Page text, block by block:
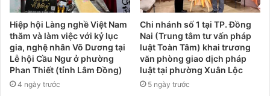
Hiệp hội Làng nghề Việt Nam
thăm và làm việc với kỷ lục
gia, nghệ nhân Võ Dương tại
Lễ hội Cầu Ngư ở phường
Phan Thiết (tỉnh Lâm Đồng)
4 ngày trước
Chi nhánh số 1 tại TP. Đồng
Nai (Trung tâm tư vấn pháp
luật Toàn Tâm) khai trương
văn phòng giao dịch pháp
luật tại phường Xuân Lộc
5 ngày trước